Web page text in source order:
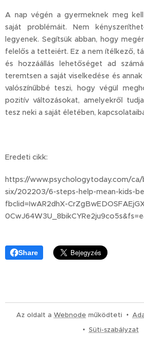
A nap végén a gyermeknek meg
saját problémáit. Nem
legyenek. Segítsük abban, hogy
felelős a tetteiért. Ez a nem ítélkező,
és hozzáállás lehetőséget ad
teremtsen a saját viselkedése és
valószínűbbé teszi, hogy végül
pozitív változásokat, amelyekről
tesz neki a saját életében,
Eredeti cikk:
https://www.psychologytoday.com/
six/202203/6-steps-help-mean-kids-
fbclid=IwAR2dhX-
Share
Az oldalt a Webnode működteti
Süti-szabályzat